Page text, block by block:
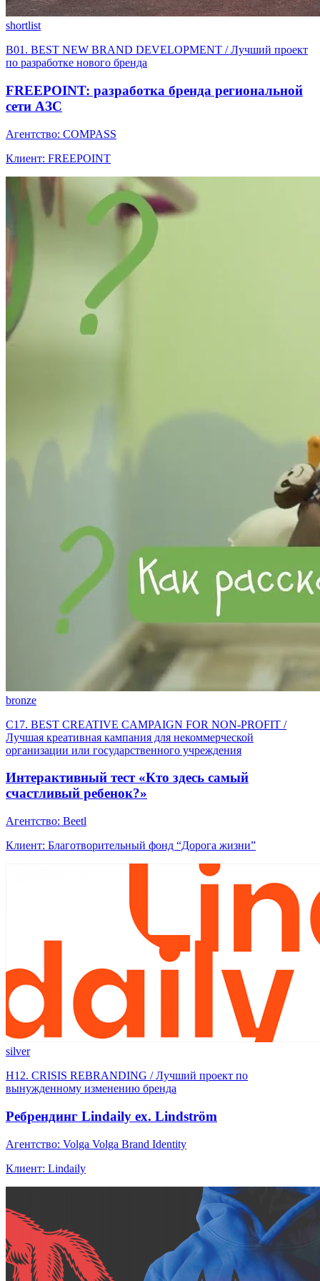
shortlist
B01. BEST NEW BRAND DEVELOPMENT / Лучший проект
по разработке нового бренда
FREEPOINT: разработка бренда региональной
сети АЗС
Агентство: COMPASS
Клиент: FREEPOINT
bronze
C17. BEST CREATIVE CAMPAIGN FOR NON-PROFIT /
Лучшая креативная кампания для некоммерческой
организации или государственного учреждения
Интерактивный тест «Кто здесь самый
счастливый ребенок?»
Агентство: Beetl
Клиент: Благотворительный фонд “Дорога жизни”
silver
H12. CRISIS REBRANDING / Лучший проект по
вынужденному изменению бренда
Ребрендинг Lindaily ex. Lindström
Агентство: Volga Volga Brand Identity
Клиент: Lindaily